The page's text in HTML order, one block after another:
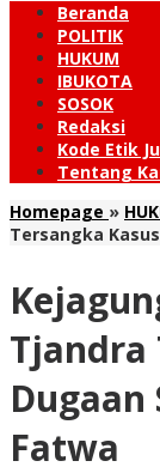
Beranda
POLITIK
HUKUM
IBUKOTA
SOSOK
Redaksi
Kode Etik
Tentang
Homepage »
Tersangka
Tjandra
Dugaan
Fatwa